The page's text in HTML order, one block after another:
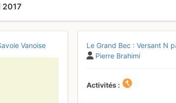
2017
Vanoise Le Grand Bec : Versant N
Pierre Brahimi
Activités